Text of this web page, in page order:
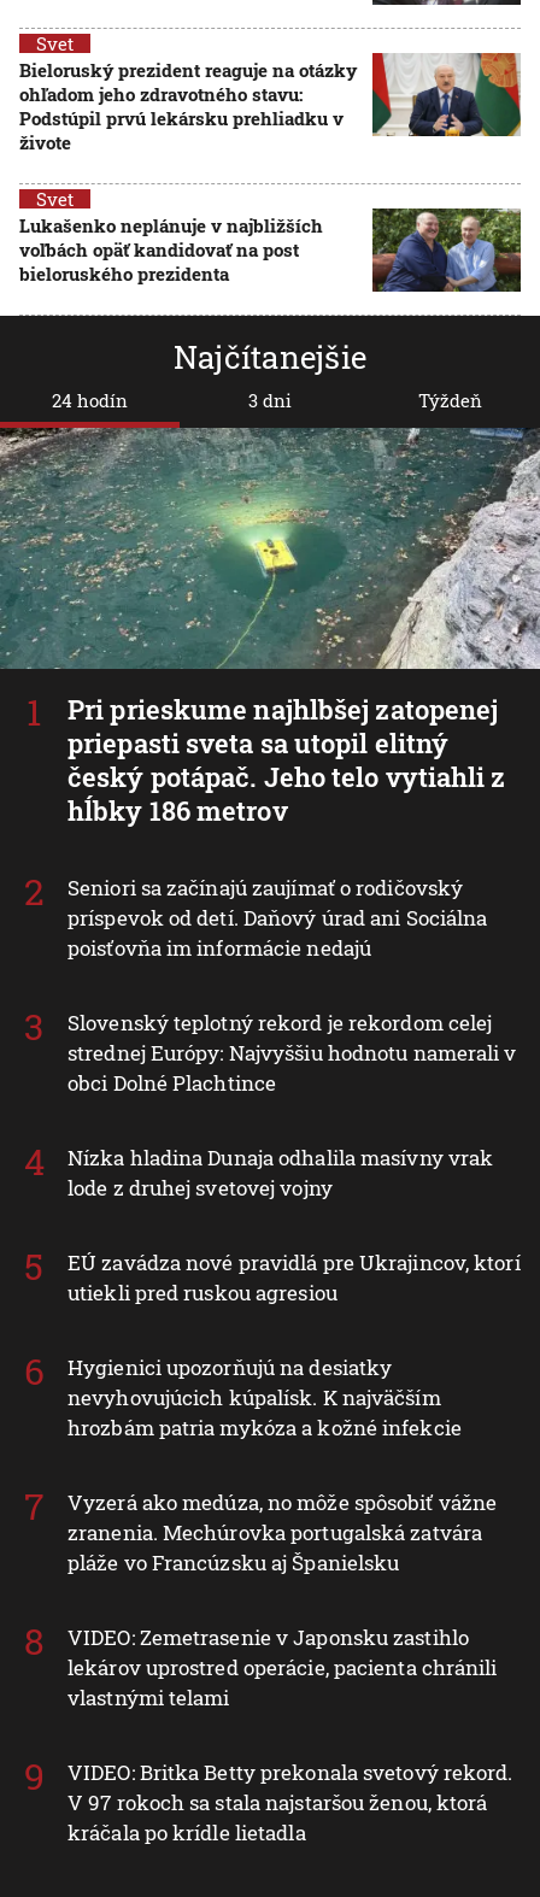
Svet
Bieloruský prezident reaguje na otázky
ohľadom jeho zdravotného stavu:
Podstúpil prvú lekársku prehliadku v
živote
Svet
Lukašenko neplánuje v najbližších
voľbách opäť kandidovať na post
bieloruského prezidenta
Najčítanejšie
24 hodín
Pri prieskume najhlbšej zatopenej
priepasti sveta sa utopil elitný
český potápač. Jeho telo vytiahli z
hĺbky 186 metrov
Seniori sa začínajú zaujímať o rodičovský
príspevok od detí. Daňový úrad ani Sociálna
poisťovňa im informácie nedajú
Slovenský teplotný rekord je rekordom celej
strednej Európy: Najvyššiu hodnotu namerali v
obci Dolné Plachtince
Nízka hladina Dunaja odhalila masívny vrak
lode z druhej svetovej vojny
EÚ zavádza nové pravidlá pre Ukrajincov, ktorí
utiekli pred ruskou agresiou
Hygienici upozorňujú na desiatky
nevyhovujúcich kúpalísk. K najväčším
hrozbám patria mykóza a kožné infekcie
Vyzerá ako medúza, no môže spôsobiť vážne
zranenia. Mechúrovka portugalská zatvára
pláže vo Francúzsku aj Španielsku
VIDEO: Zemetrasenie v Japonsku zastihlo
lekárov uprostred operácie, pacienta chránili
vlastnými telami
VIDEO: Britka Betty prekonala svetový rekord.
V 97 rokoch sa stala najstaršou ženou, ktorá
kráčala po krídle lietadla
3 dni Týždeň